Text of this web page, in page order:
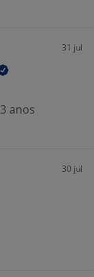
31 jul
anos
30 jul